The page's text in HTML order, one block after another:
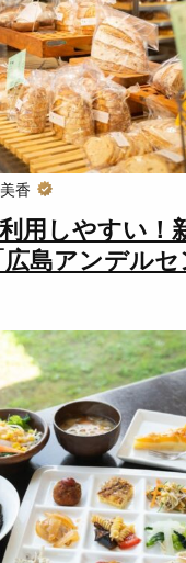
用しやすい！
島アンデルセ
香